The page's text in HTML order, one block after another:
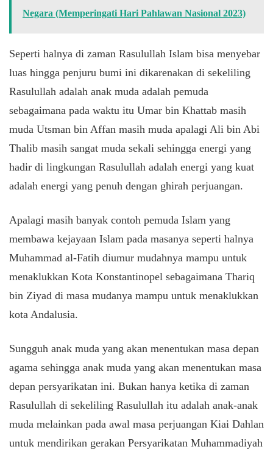
Negara (Memperingati Hari Pahlawan Nasional 2023)
Seperti halnya di zaman Rasulullah Islam bisa menyebar
luas hingga penjuru bumi ini dikarenakan di sekeliling
Rasulullah adalah anak muda adalah pemuda
sebagaimana pada waktu itu Umar bin Khattab masih
muda Utsman bin Affan masih muda apalagi Ali bin Abi
Thalib masih sangat muda sekali sehingga energi yang
hadir di lingkungan Rasulullah adalah energi yang kuat
adalah energi yang penuh dengan ghirah perjuangan.
Apalagi masih banyak contoh pemuda Islam yang
membawa kejayaan Islam pada masanya seperti halnya
Muhammad al-Fatih diumur mudahnya mampu untuk
menaklukkan Kota Konstantinopel sebagaimana Thariq
bin Ziyad di masa mudanya mampu untuk menaklukkan
kota Andalusia.
Sungguh anak muda yang akan menentukan masa depan
agama sehingga anak muda yang akan menentukan masa
depan persyarikatan ini. Bukan hanya ketika di zaman
Rasulullah di sekeliling Rasulullah itu adalah anak-anak
muda melainkan pada awal masa perjuangan Kiai Dahlan
untuk mendirikan gerakan Persyarikatan Muhammadiyah